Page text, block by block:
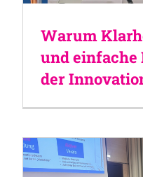
Warum
und
der